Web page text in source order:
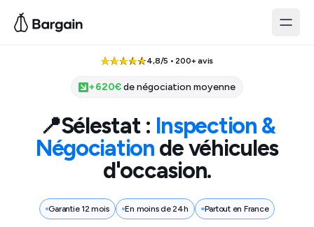
4,8/5 • 200+ avis
+620€de négociation moyenne
📍Sélestat: Inspection &
Négociation de véhicules
d'occasion.
Garantie 12 mois En moins de 24h Partout en France